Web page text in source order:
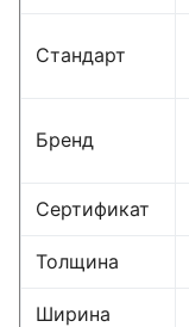
Стандарт
Бренд
Сертификат
Толщина
Ширина